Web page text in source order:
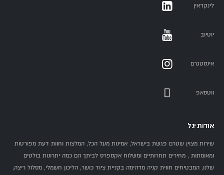
לינקדאין
יוטיוב
אינסטגרם
ווטסאפ
אודות יגל
שירות מצוין שטרם פגשת בישראל, אמינות מעל הכל, המלצות וחוות דעת מפורטות
ומאומתות , מחירים תחרותיים ומשלוח אקספרס לביתך הם כמה יתרונות בולטים
שלנו, המבטיחים חווית קניה מדהימה בקניית ציוד כושר, הליכון חשמלי, מסלול ריצה,